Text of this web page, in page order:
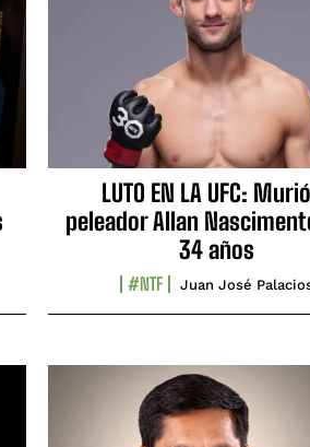
LUTO EN LA UFC:
peleador Allan
34 años
#NTF Juan José